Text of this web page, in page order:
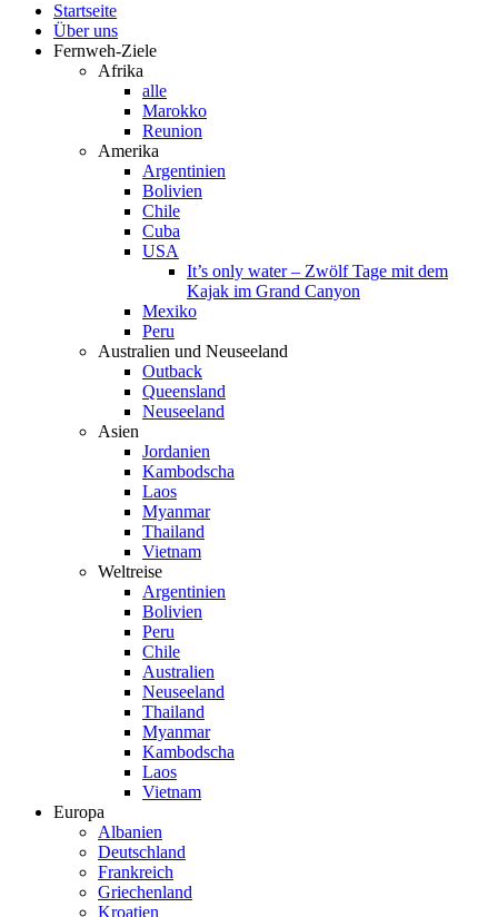
Startseite
Über uns
Fernweh-Ziele
Afrika
alle
Marokko
Reunion
Amerika
Argentinien
Bolivien
Chile
Cuba
USA
It’s only water – Zwölf Tage mit dem
Kajak im Grand Canyon
Mexiko
Peru
Australien und Neuseeland
Outback
Queensland
Neuseeland
Asien
Jordanien
Kambodscha
Laos
Myanmar
Thailand
Vietnam
Weltreise
Argentinien
Bolivien
Peru
Chile
Australien
Neuseeland
Thailand
Myanmar
Kambodscha
Laos
Vietnam
Europa
Albanien
Deutschland
Frankreich
Griechenland
Kroatien